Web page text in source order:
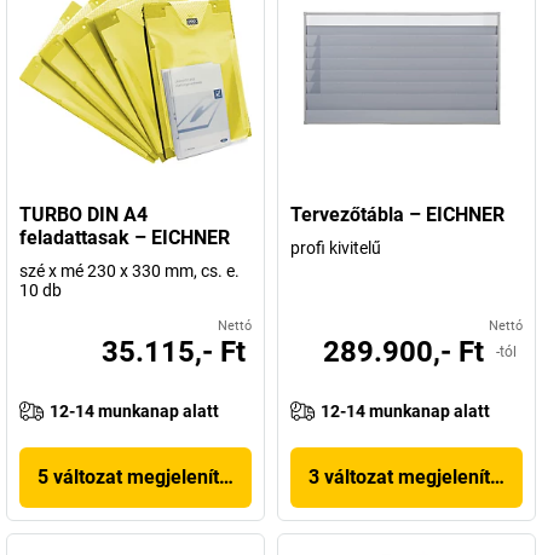
TURBO DIN A4
feladattasak – EICHNER
szé x mé 230 x 330 mm, cs. e.
10 db
Nettó
35.115,- Ft
12-14 munkanap alatt
5 változat megjelenítése
Tervezőtábla – EICHNER
profi kivitelű
Nettó
289.900,- Ft -tól
12-14 munkanap alatt
3 változat megjelenítése